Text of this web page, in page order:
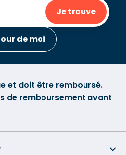
Je trouve
de moi
et doit être remboursé.
de remboursement avant